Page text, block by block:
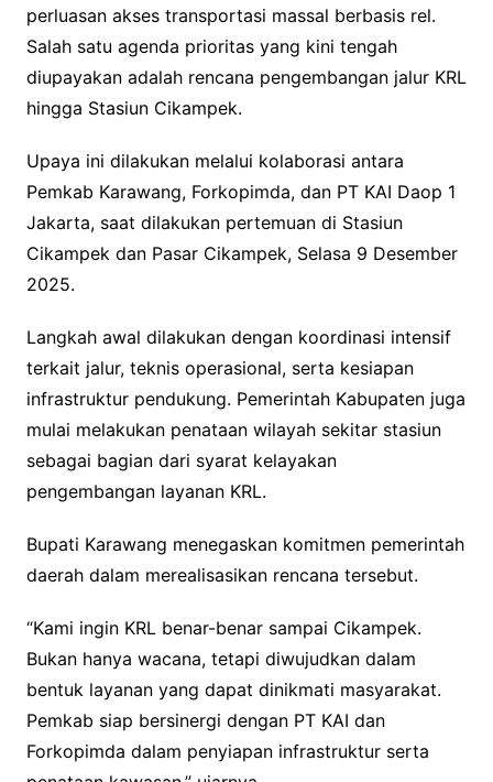
perluasan akses transportasi massal berbasis rel.
Salah satu agenda prioritas yang kini tengah
diupayakan adalah rencana pengembangan jalur KRL
hingga Stasiun Cikampek.
Upaya ini dilakukan melalui kolaborasi antara
Pemkab Karawang, Forkopimda, dan PT KAI Daop 1
Jakarta, saat dilakukan pertemuan di Stasiun
Cikampek dan Pasar Cikampek, Selasa 9 Desember
2025.
Langkah awal dilakukan dengan koordinasi intensif
terkait jalur, teknis operasional, serta kesiapan
infrastruktur pendukung. Pemerintah Kabupaten juga
mulai melakukan penataan wilayah sekitar stasiun
sebagai bagian dari syarat kelayakan
pengembangan layanan KRL.
Bupati Karawang menegaskan komitmen pemerintah
daerah dalam merealisasikan rencana tersebut.
“Kami ingin KRL benar-benar sampai Cikampek.
Bukan hanya wacana, tetapi diwujudkan dalam
bentuk layanan yang dapat dinikmati masyarakat.
Pemkab siap bersinergi dengan PT KAI dan
Forkopimda dalam penyiapan infrastruktur serta